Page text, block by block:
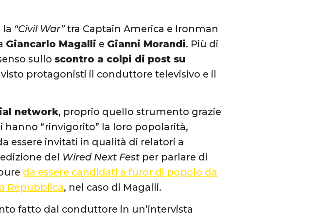
“Civil War”tra Captain America e Ironman
Giancarlo Magalli e Gianni Morandi. Più di
sullo scontro a colpi di post su
protagonisti il conduttore televisivo e il
network, proprio quello strumento grazie
“rinvigorito” la loro popolarità,
essere invitati in qualità di relatori a
del Wired Next Fest per parlare di
da essere candidati a furor di popolo da
Repubblica, nel caso di Magalli.
fatto dal conduttore in un’intervista